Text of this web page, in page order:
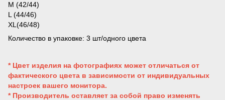
M (42/44)
L (44/46)
XL(46/48)
Количество в упаковке: 3 шт/одного цвета
* Цвет изделия на фотографиях может отличаться от
фактического цвета в зависимости от индивидуальных
настроек вашего монитора.
* Производитель оставляет за собой право изменять